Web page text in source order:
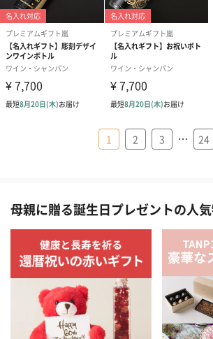
1 2 3 … 24
母親に贈る誕生日プレゼントの人